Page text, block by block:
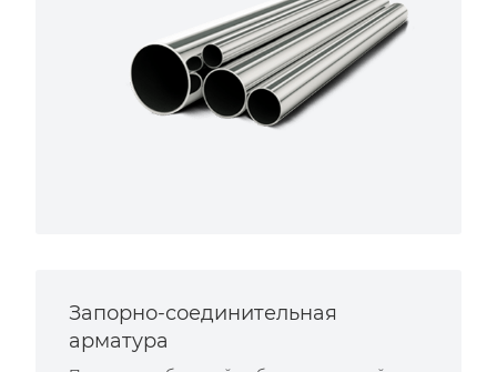
Запорно-соединительная
арматура